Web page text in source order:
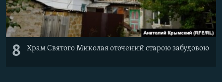
8 Храм Святого Миколая оточений старою забудовою